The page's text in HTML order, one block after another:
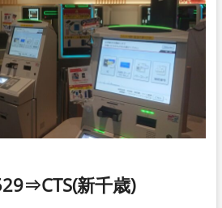
新千歳)